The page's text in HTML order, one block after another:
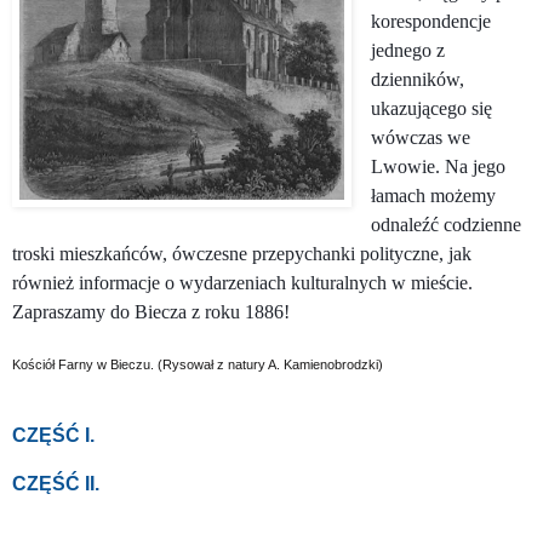
korespondencje
jednego z
dzienników,
ukazującego się
wówczas we
Lwowie. Na jego
łamach możemy
odnaleźć codzienne
troski mieszkańców, ówczesne przepychanki polityczne, jak
również informacje o wydarzeniach kulturalnych w mieście.
Zapraszamy do Biecza z roku 1886!
Kościół Farny w Bieczu. (Rysował z natury A. Kamienobrodzki)
CZĘŚĆ I.
CZĘŚĆ II.